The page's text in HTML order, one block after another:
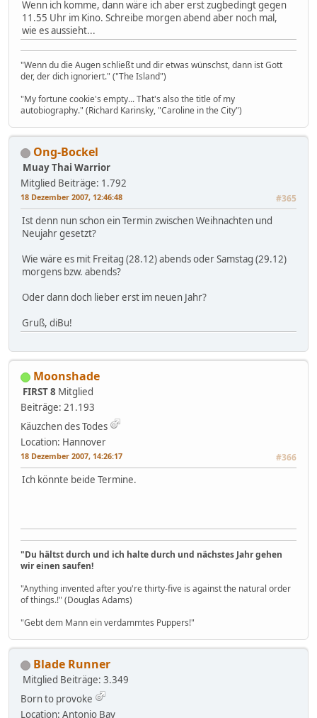
Wenn ich komme, dann wäre ich aber erst zugbedingt gegen
11.55 Uhr im Kino. Schreibe morgen abend aber noch mal,
wie es aussieht...
"Wenn du die Augen schließt und dir etwas wünschst, dann ist Gott
der, der dich ignoriert." ("The Island")
"My fortune cookie's empty... That's also the title of my
autobiography." (Richard Karinsky, "Caroline in the City")
Ong-Bockel
Muay Thai Warrior
Mitglied Beiträge: 1.792
18 Dezember 2007, 12:46:48 #365
Ist denn nun schon ein Termin zwischen Weihnachten und
Neujahr gesetzt?
Wie wäre es mit Freitag (28.12) abends oder Samstag (29.12)
morgens bzw. abends?
Oder dann doch lieber erst im neuen Jahr?
Gruß, diBu!
Moonshade
FIRST 8 Mitglied
Beiträge: 21.193
Käuzchen des Todes
Location: Hannover
18 Dezember 2007, 14:26:17 #366
Ich könnte beide Termine.
"Du hältst durch und ich halte durch und nächstes Jahr gehen
wir einen saufen!
"Anything invented after you're thirty-five is against the natural order
of things.!" (Douglas Adams)
"Gebt dem Mann ein verdammtes Puppers!"
Blade Runner
Mitglied Beiträge: 3.349
Born to provoke
Location: Antonio Bay